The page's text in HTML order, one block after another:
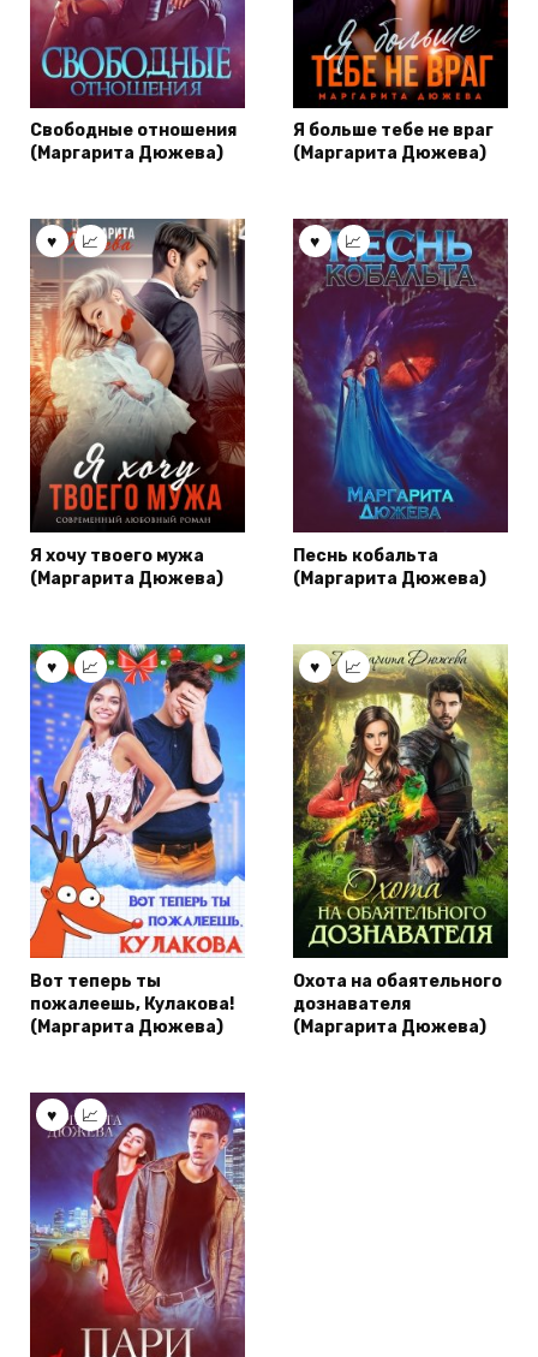
Свободные отношения
(Маргарита Дюжева)
Я больше тебе не враг
(Маргарита Дюжева)
Я хочу твоего мужа
(Маргарита Дюжева)
Песнь кобальта
(Маргарита Дюжева)
Вот теперь ты
пожалеешь, Кулакова!
(Маргарита Дюжева)
Охота на обаятельного
дознавателя
(Маргарита Дюжева)